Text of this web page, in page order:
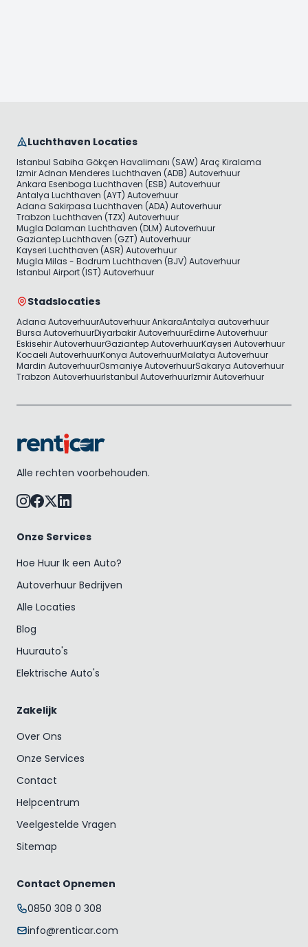
Luchthaven Locaties
Istanbul Sabiha Gökçen Havalimanı (SAW) Araç Kiralama
Izmir Adnan Menderes Luchthaven (ADB) Autoverhuur
Ankara Esenboga Luchthaven (ESB) Autoverhuur
Antalya Luchthaven (AYT) Autoverhuur
Adana Sakirpasa Luchthaven (ADA) Autoverhuur
Trabzon Luchthaven (TZX) Autoverhuur
Mugla Dalaman Luchthaven (DLM) Autoverhuur
Gaziantep Luchthaven (GZT) Autoverhuur
Kayseri Luchthaven (ASR) Autoverhuur
Mugla Milas - Bodrum Luchthaven (BJV) Autoverhuur
Istanbul Airport (IST) Autoverhuur
Stadslocaties
Adana AutoverhuurAutoverhuur AnkaraAntalya autoverhuur
Bursa AutoverhuurDiyarbakir AutoverhuurEdirne Autoverhuur
Eskisehir AutoverhuurGaziantep AutoverhuurKayseri Autoverhuur
Kocaeli AutoverhuurKonya AutoverhuurMalatya Autoverhuur
Mardin AutoverhuurOsmaniye AutoverhuurSakarya Autoverhuur
Trabzon AutoverhuurIstanbul AutoverhuurIzmir Autoverhuur
Alle rechten voorbehouden.
Onze Services
Hoe Huur Ik een Auto?
Autoverhuur Bedrijven
Alle Locaties
Blog
Huurauto's
Elektrische Auto's
Zakelijk
Over Ons
Onze Services
Contact
Helpcentrum
Veelgestelde Vragen
Sitemap
Contact Opnemen
0850 308 0 308
info@renticar.com